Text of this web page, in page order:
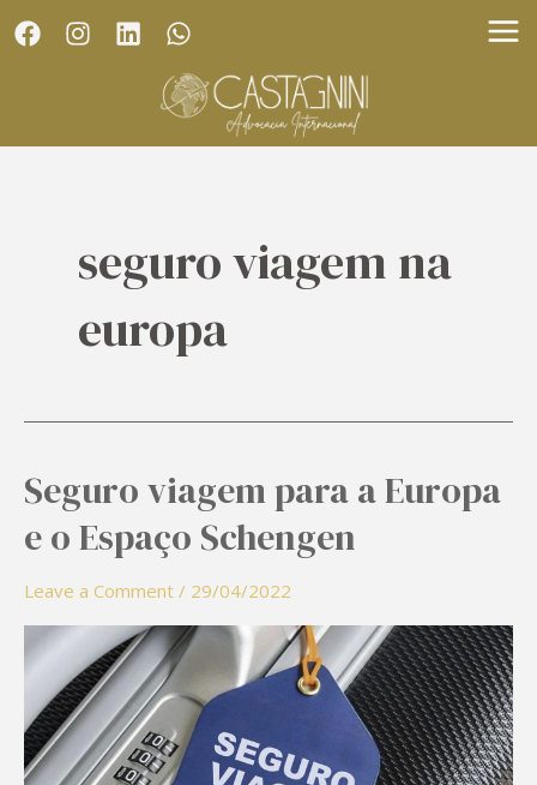
Skip
to
seguro viagem na
europa
Seguro viagem para a Europa
e o Espaço Schengen
Leave a Comment / 29/04/2022
Seguro
viagem
para
Espaço
Schengen